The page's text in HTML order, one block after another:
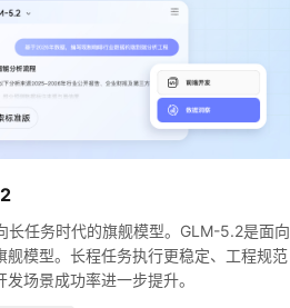
长任务时代的旗舰模型。GLM-5.2是面向
舰模型。长程任务执行更稳定、工程规范
场景成功率进一步提升。